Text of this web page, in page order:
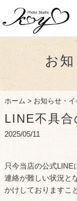
お
ホーム > お知らせ・イ
LINE不具
2025/05/11
只今当店の公式
連絡が難しい状況と
かけしておりますこ